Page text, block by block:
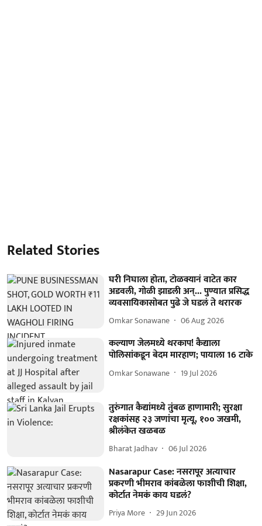
Related Stories
घरी निघाला होता, टोळक्यानं वाटेत कार
अडवली, गोळी झाडली अन्... पुण्यात प्रसिद्ध
व्यवसायिकासोबत पुढे जे घडलं ते थरारक
Omkar Sonawane 06 Aug 2026
कल्याण जेलमध्ये थरकाप! कैद्याला
पोलिसांकडून बेदम मारहाण; पायाला 16 टाके
Omkar Sonawane 19 Jul 2026
तुरुंगात कैद्यांमध्ये तुंबळ हाणामारी; सुरक्षा
रक्षकांसह २३ जणांचा मृत्यू, १०० जखमी,
श्रीलंकेत खळबळ
Bharat Jadhav 06 Jul 2026
Nasarapur Case: नसरापूर अत्याचार
प्रकरणी भीमराव कांबळेला फाशीची शिक्षा,
कोर्टात नेमकं काय घडलं?
Priya More 29 Jun 2026